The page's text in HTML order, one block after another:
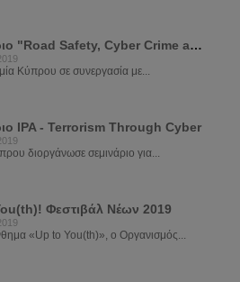
Σεμινάριο "Road Safety, Cyber Crime and Crime Prevention"
Κύπρου σε συνεργασία με...
IPA - Terrorism Through Cyber
διοργάνωσε σεμινάριο για...
Φεστιβάλ Νέων 2019
«Up to You(th)», ο Οργανισμός...